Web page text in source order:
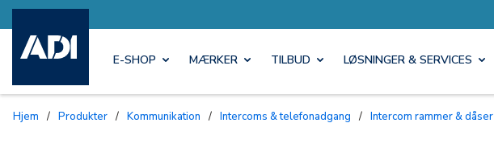
E-SHOP MÆRKER TILBUD LØSNINGER & SERVICES
Hjem / Produkter / Kommunikation / Intercoms & telefonadgang / Intercom rammer & dåser